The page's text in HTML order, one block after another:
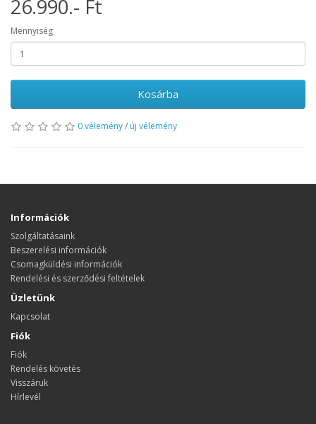
26.990.- Ft
Mennyiség
Kosárba
0 vélemény/ új vélemény
Információk
Szolgáltatásaink
Beszerelési információk
Csomagküldési információk
Rendelési és szerződési feltételek
Üzletünk
Kapcsolat
Fiók
Fiók
Rendelés követés
Visszáruk
Hírlevél